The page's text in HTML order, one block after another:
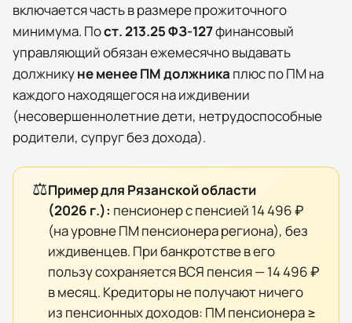
включается часть в размере прожиточного
минимума. Пост. 213.25 ФЗ-127финансовый
управляющий обязан ежемесячно выдавать
должникуне менее ПМ должника плюс по ПМ на
каждого находящегося на иждивении
(несовершеннолетние дети, нетрудоспособные
родители, супруг без дохода).
⚖️Пример для Рязанской области
(2026 г.): пенсионер с пенсией 14 496 ₽
(на уровне ПМ пенсионера региона), без
иждивенцев. При банкротстве в его
пользу сохраняется ВСЯ пенсия —14 496 ₽
в месяц. Кредиторы не получают ничего
из пенсионных доходов: ПМ пенсионера ≥